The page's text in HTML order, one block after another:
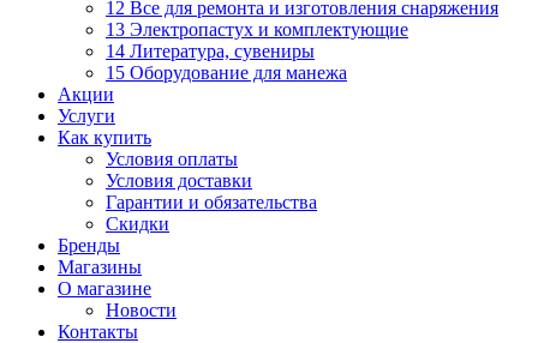
12 Все для ремонта и изготовления снаряжения
13 Электропастух и комплектующие
14 Литература, сувениры
15 Оборудование для манежа
Акции
Услуги
Как купить
Условия оплаты
Условия доставки
Гарантии и обязательства
Скидки
Бренды
Магазины
О магазине
Новости
Контакты